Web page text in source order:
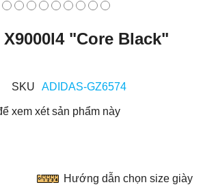
"Core Black"
SKU ADIDAS-GZ6574
xem xét sản phẩm này
Hướng dẫn chọn size giày